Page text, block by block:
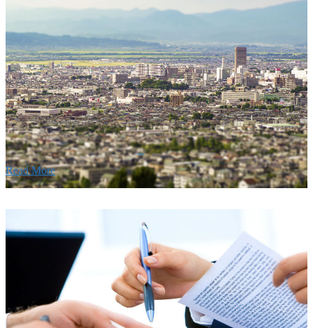
の歴史ある実績・建設技術と、旧カネフジハウス
利くフットワークが結びついた新しい建設会社で
Read More
採用情報
あなたの実力を発揮してみませんか？幅広い人材